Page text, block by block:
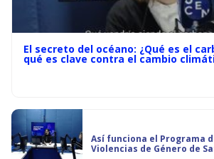
El secreto del océano: ¿Qué es el
qué es clave contra el cambio
Así funciona el Programa
Violencias de Género de